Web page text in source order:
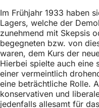
Im Frühjahr 1933 haben
Lagers, welche der
zunehmend mit Skepsis
begegneten bzw. von
waren, dem Kurs der
Hierbei spielte auch eine
einer vermeintlich
eine beträchtliche Rolle.
konservativen und
jedenfalls allesamt für